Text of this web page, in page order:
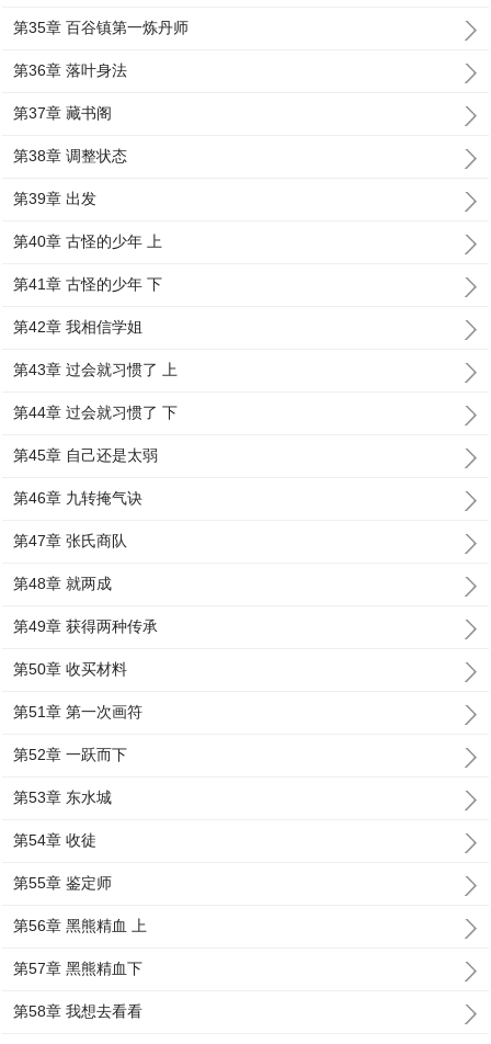
第35章 百谷镇第一炼丹师
第36章 落叶身法
第37章 藏书阁
第38章 调整状态
第39章 出发
第40章 古怪的少年 上
第41章 古怪的少年 下
第42章 我相信学姐
第43章 过会就习惯了 上
第44章 过会就习惯了 下
第45章 自己还是太弱
第46章 九转掩气诀
第47章 张氏商队
第48章 就两成
第49章 获得两种传承
第50章 收买材料
第51章 第一次画符
第52章 一跃而下
第53章 东水城
第54章 收徒
第55章 鉴定师
第56章 黑熊精血 上
第57章 黑熊精血下
第58章 我想去看看